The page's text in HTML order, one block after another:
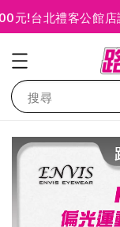
!台北禮客公館店試
搜尋